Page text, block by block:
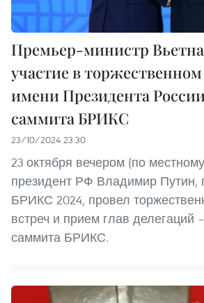
Премьер-министр
участие в
имени Президента
саммита БРИКС
23/10/2024 23:30
23 октября вечером (по
президент РФ Владимир Путин,
БРИКС 2024, провел
встреч и прием глав делегаций
саммита БРИКС.